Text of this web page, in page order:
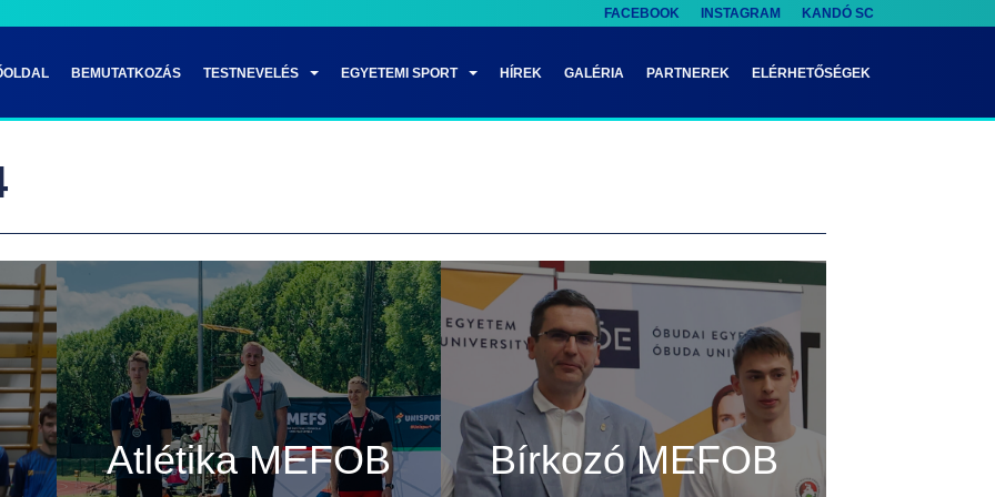
FACEBOOK INSTAGRAM KANDÓ SC
BEMUTATKOZÁS TESTNEVELÉS EGYETEMI SPORT HÍREK GALÉRIA PARTNEREK ELÉRHETŐSÉGEK
Atlétika MEFOB
Bírkozó MEFOB